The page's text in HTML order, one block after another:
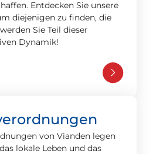
Entdecken Sie unsere
diejenigen zu finden, die
Sie Teil dieser
Dynamik!
von Vianden legen
lokale Leben und das